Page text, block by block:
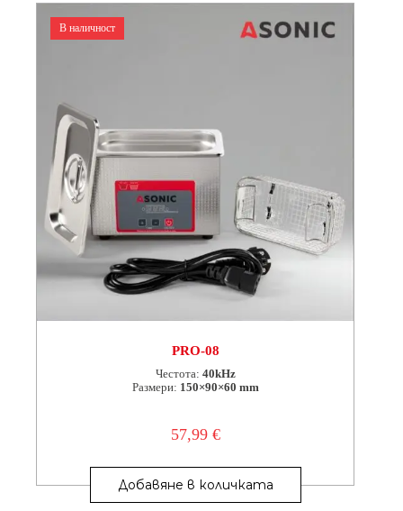
В наличност
PRO-08
Честота: 40kHz
Размери: 150×90×60 mm
57,99 €
Добавяне в количката